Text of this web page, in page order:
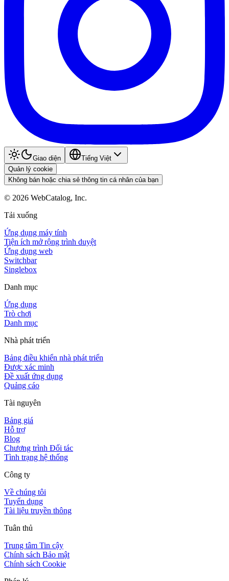
Giao diện
Tiếng Việt
Quản lý cookie
Không bán hoặc chia sẻ thông tin cá nhân của bạn
© 2026 WebCatalog, Inc.
Tải xuống
Ứng dụng máy tính
Tiện ích mở rộng trình duyệt
Ứng dụng web
Switchbar
Singlebox
Danh mục
Ứng dụng
Trò chơi
Danh mục
Nhà phát triển
Bảng điều khiển nhà phát triển
Được xác minh
Đề xuất ứng dụng
Quảng cáo
Tài nguyên
Bảng giá
Hỗ trợ
Blog
Chương trình Đối tác
Tình trạng hệ thống
Công ty
Về chúng tôi
Tuyển dụng
Tài liệu truyền thông
Tuân thủ
Trung tâm Tin cậy
Chính sách Bảo mật
Chính sách Cookie